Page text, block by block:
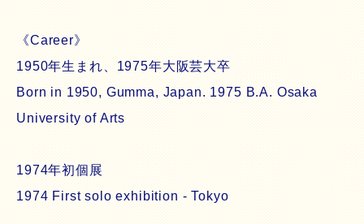
《Career》
1950年生まれ、1975年大阪芸大卒
Born in 1950, Gumma, Japan. 1975 B.A. Osaka
University of Arts
1974年初個展
1974 First solo exhibition - Tokyo